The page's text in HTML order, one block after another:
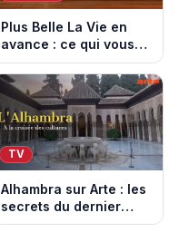
Plus Belle La Vie en
avance : ce qui vous
attend la semaine du
10 au 14 août 2026
(spoiler)
TV
Alhambra sur Arte : les
secrets du dernier
sultanat musulman